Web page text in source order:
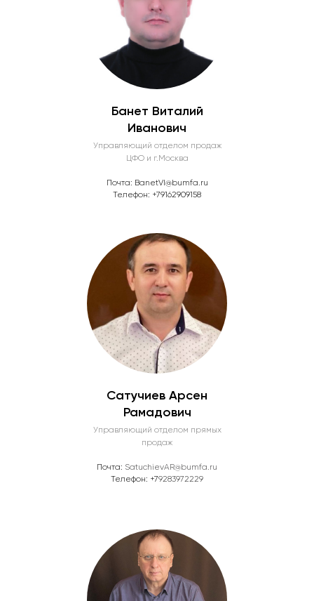
Банет Виталий
Иванович
Управляющий отделом продаж
ЦФО и г.Москва
Почта: BanetVI@bumfa.ru
Телефон: +79162909158
Сатучиев Арсен
Рамадович
Управляющий отделом прямых
продаж
Почта: SatuchievAR@bumfa.ru
Телефон: +79283972229
Галерея
Производственный цех